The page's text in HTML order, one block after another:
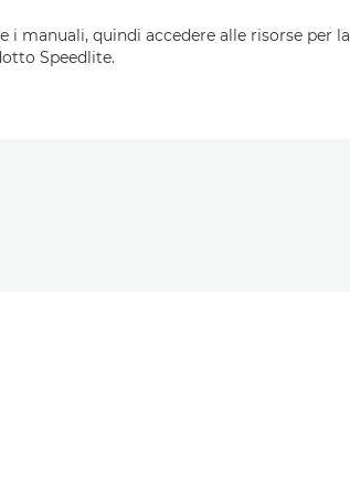
i manuali, quindi accedere alle risorse per la
Speedlite.